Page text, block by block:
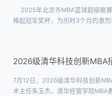
2025年北京市MBA篮球超级联赛
捧起冠军奖杯，为历时3个月的激
2026级清华科技创新MBA
7月12日，2026级清华科技创新
术主任朱玉杰，清华经管学院MBA